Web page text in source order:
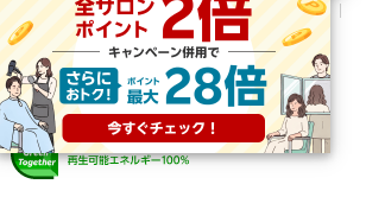
合わせ ヘルプ リリース情報
利用規約
掲載ご希望のサロン様
保護方針 楽天のサービス一覧 アプリ一覧
© Rakuten Group, Inc.